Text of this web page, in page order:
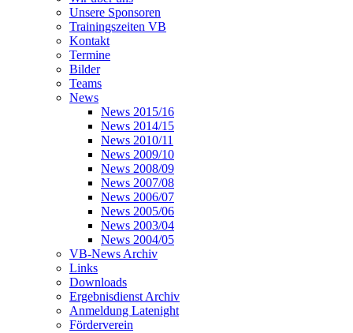
Unsere Sponsoren
Trainingszeiten VB
Kontakt
Termine
Bilder
Teams
News
News 2015/16
News 2014/15
News 2010/11
News 2009/10
News 2008/09
News 2007/08
News 2006/07
News 2005/06
News 2003/04
News 2004/05
VB-News Archiv
Links
Downloads
Ergebnisdienst Archiv
Anmeldung Latenight
Förderverein